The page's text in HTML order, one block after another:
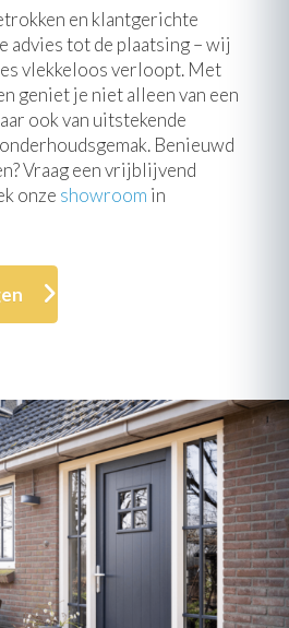
en klantgerichte
advies tot de plaatsing – wij
vlekkeloos verloopt. Met
geniet je niet alleen van een
ook van uitstekende
Benieuwd
Vraag een vrijblijvend
onze showroom in